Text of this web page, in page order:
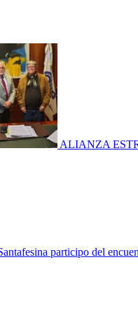
ALIANZA
participo del